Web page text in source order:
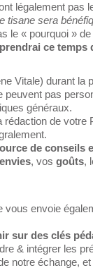
légalement pas
tisane sera
le « pourquoi »
ce temps
Vitale) durant
peuvent pas
généraux.
de
de conseils
envies, vos goûts,
vous envoie
sur des clés
& intégrer les
notre échange,